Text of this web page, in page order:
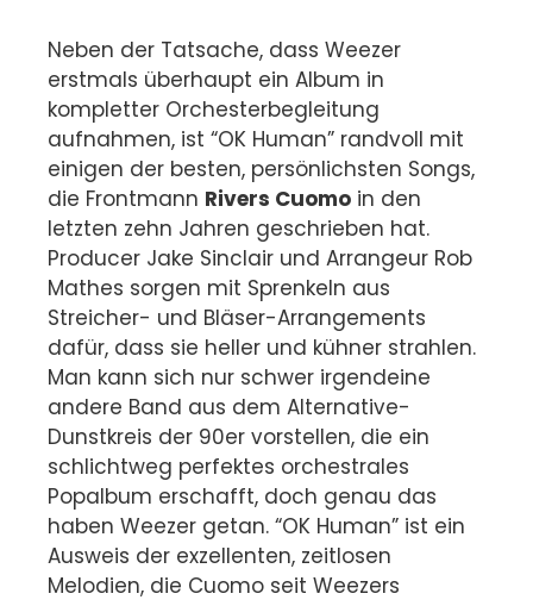
Neben der Tatsache, dass Weezer
erstmals überhaupt ein Album in
kompletter Orchesterbegleitung
aufnahmen, ist “OK Human” randvoll mit
einigen der besten, persönlichsten Songs,
die Frontmann Rivers Cuomo in den
letzten zehn Jahren geschrieben hat.
Producer Jake Sinclair und Arrangeur Rob
Mathes sorgen mit Sprenkeln aus
Streicher- und Bläser-Arrangements
dafür, dass sie heller und kühner strahlen.
Man kann sich nur schwer irgendeine
andere Band aus dem Alternative-
Dunstkreis der 90er vorstellen, die ein
schlichtweg perfektes orchestrales
Popalbum erschafft, doch genau das
haben Weezer getan. “OK Human” ist ein
Ausweis der exzellenten, zeitlosen
Melodien, die Cuomo seit Weezers